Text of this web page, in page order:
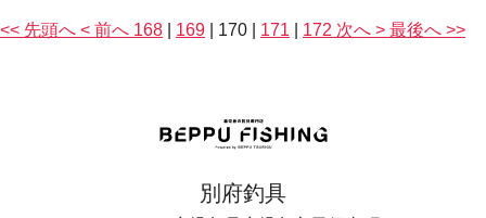
<< 先頭へ < 前へ 168 169 170 171 172 次へ > 最後へ >>
別府釣具